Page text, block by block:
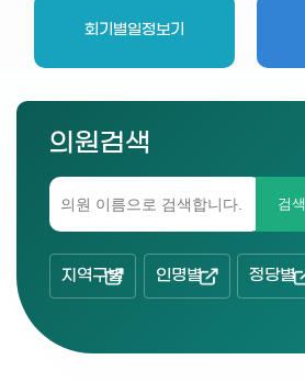
회기별일정보기
의원검색
검색
지역구별 인명별 정당별